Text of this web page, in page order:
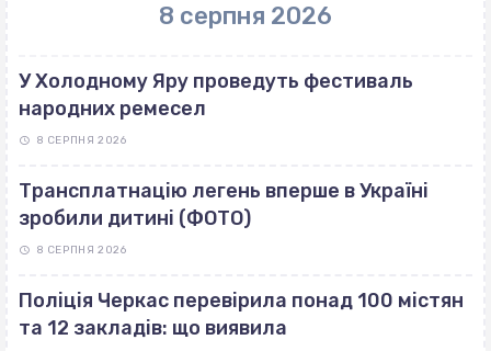
8 серпня 2026
У Холодному Яру проведуть фестиваль
народних ремесел
8 СЕРПНЯ 2026
Трансплатнацію легень вперше в Україні
зробили дитині (ФОТО)
8 СЕРПНЯ 2026
Поліція Черкас перевірила понад 100 містян
та 12 закладів: що виявила